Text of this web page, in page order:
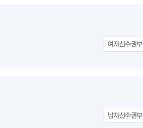
여자선수권부
남자선수권부